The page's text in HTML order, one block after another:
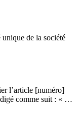
unique de la société
l’article [numéro]
comme suit : « …